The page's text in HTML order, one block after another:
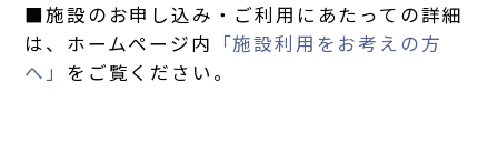
■施設のお申し込み・ご利用にあたっての詳細
は、ホームページ内
「施設利用をお考えの方
へ」 をご覧ください。